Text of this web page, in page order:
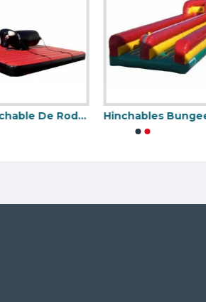
Toro Hinchable De Rodeo Con Correas Hinchables Bungee Run